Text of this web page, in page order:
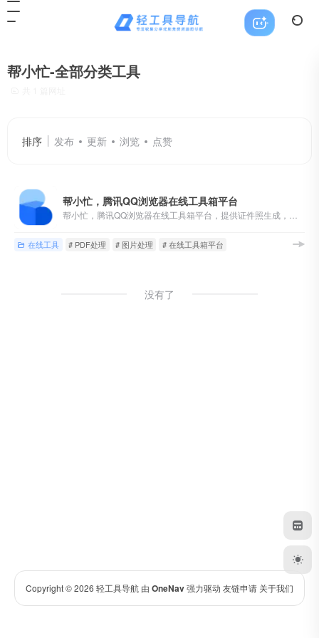
帮小忙-全部分类工具
排序 发布 更新 浏览 点赞
帮小忙，腾讯QQ浏览器在线工具箱平台
在线工具 # PDF处理 # 图片处理 # 在线工具箱平台
没有了
Copyright © 2026 轻工具导航 由 OneNav强力驱动 友链申请 关于我们